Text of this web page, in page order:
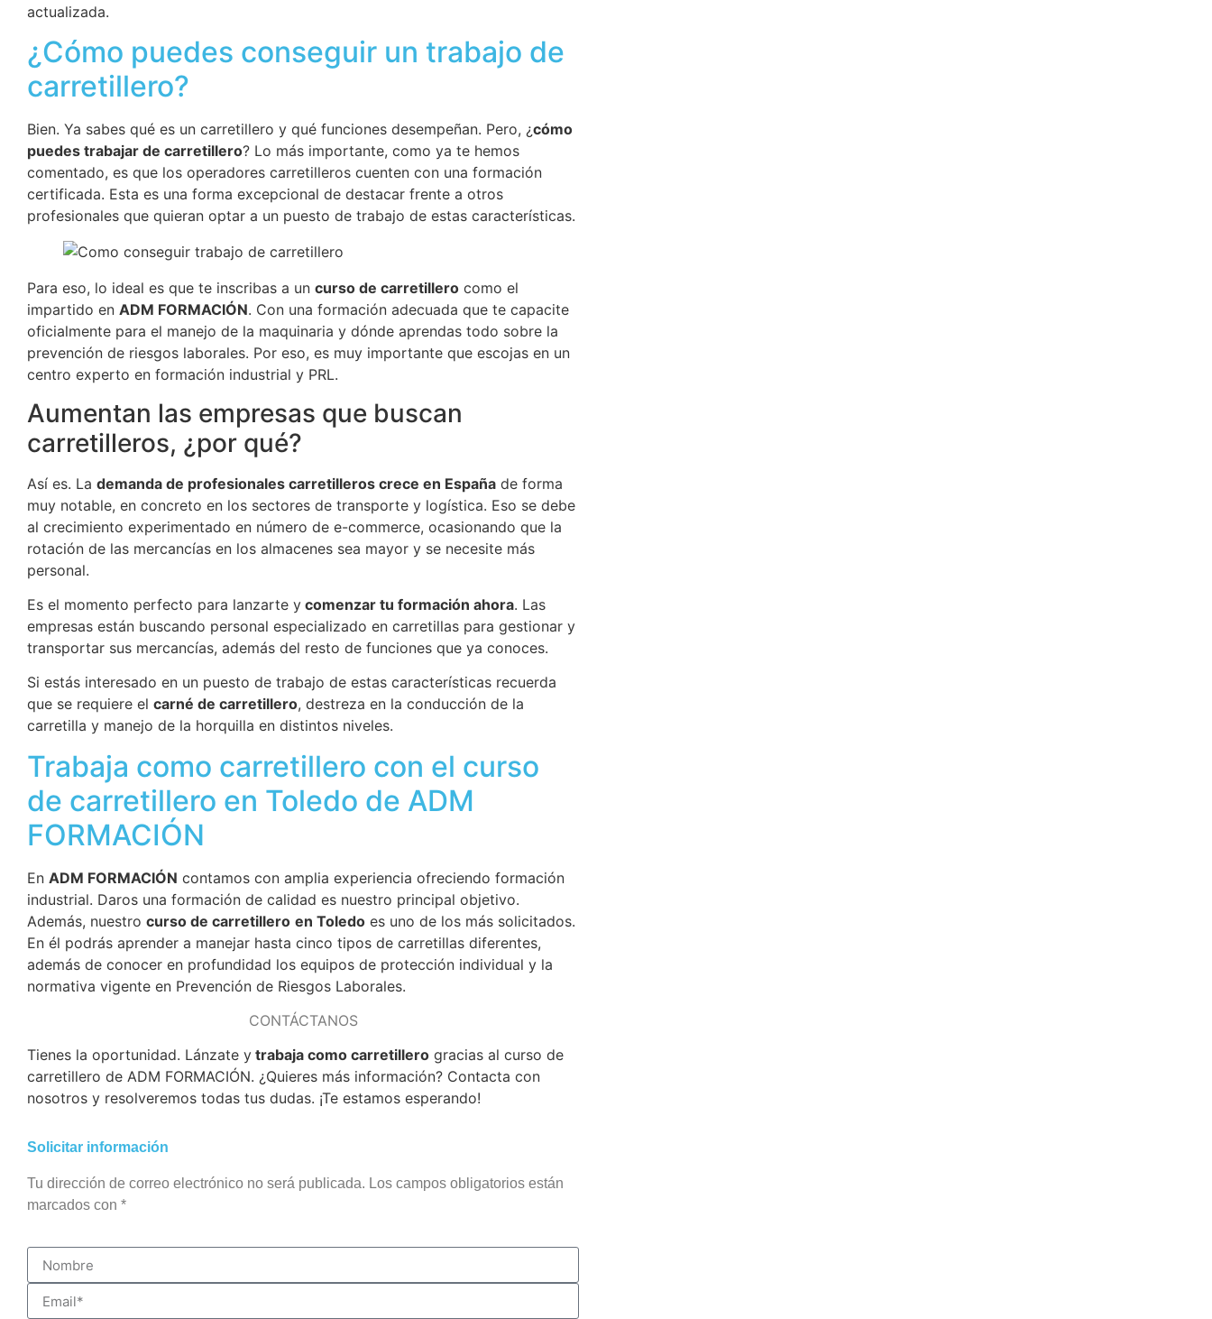
actualizada.
¿Cómo puedes conseguir un trabajo de
carretillero?
Bien. Ya sabes qué es un carretillero y qué funciones desempeñan. Pero, ¿cómo
puedes trabajar de carretillero? Lo más importante, como ya te hemos
comentado, es que los operadores carretilleros cuenten con una formación
certificada. Esta es una forma excepcional de destacar frente a otros
profesionales que quieran optar a un puesto de trabajo de estas características.
Para eso, lo ideal es que te inscribas a un curso de carretillero como el
impartido en ADM FORMACIÓN. Con una formación adecuada que te capacite
oficialmente para el manejo de la maquinaria y dónde aprendas todo sobre la
prevención de riesgos laborales. Por eso, es muy importante que escojas en un
centro experto en formación industrial y PRL.
Aumentan las empresas que buscan
carretilleros, ¿por qué?
Así es. La demanda de profesionales carretilleros crece en España de forma
muy notable, en concreto en los sectores de transporte y logística. Eso se debe
al crecimiento experimentado en número de e-commerce, ocasionando que la
rotación de las mercancías en los almacenes sea mayor y se necesite más
personal.
Es el momento perfecto para lanzarte y comenzar tu formación ahora. Las
empresas están buscando personal especializado en carretillas para gestionar y
transportar sus mercancías, además del resto de funciones que ya conoces.
Si estás interesado en un puesto de trabajo de estas características recuerda
que se requiere el carné de carretillero, destreza en la conducción de la
carretilla y manejo de la horquilla en distintos niveles.
Trabaja como carretillero con el curso
de carretillero en Toledo de ADM
FORMACIÓN
En ADM FORMACIÓN contamos con amplia experiencia ofreciendo formación
industrial. Daros una formación de calidad es nuestro principal objetivo.
Además, nuestro curso de carretillero en Toledo es uno de los más solicitados.
En él podrás aprender a manejar hasta cinco tipos de carretillas diferentes,
además de conocer en profundidad los equipos de protección individual y la
normativa vigente en Prevención de Riesgos Laborales.
CONTÁCTANOS
Tienes la oportunidad. Lánzate y trabaja como carretillero gracias al curso de
carretillero de ADM FORMACIÓN. ¿Quieres más información? Contacta con
nosotros y resolveremos todas tus dudas. ¡Te estamos esperando!
Solicitar información
Tu dirección de correo electrónico no será publicada. Los campos obligatorios están
marcados con *